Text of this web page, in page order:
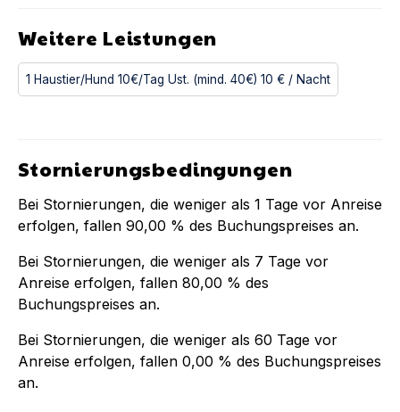
Weitere Leistungen
1 Haustier/Hund 10€/Tag Ust. (mind. 40€) 10 € / Nacht
Stornierungsbedingungen
Bei Stornierungen, die weniger als 1 Tage vor Anreise
erfolgen, fallen 90,00 % des Buchungspreises an.
Bei Stornierungen, die weniger als 7 Tage vor
Anreise erfolgen, fallen 80,00 % des
Buchungspreises an.
Bei Stornierungen, die weniger als 60 Tage vor
Anreise erfolgen, fallen 0,00 % des Buchungspreises
an.